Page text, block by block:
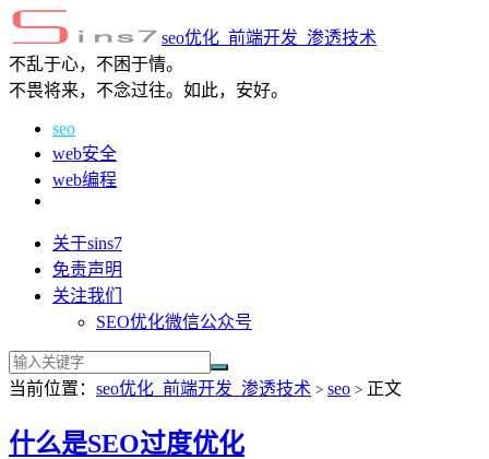
seo优化_前端开发_渗透技术
不乱于心，不困于情。
不畏将来，不念过往。如此，安好。
seo
web安全
web编程
关于sins7
免责声明
关注我们
SEO优化微信公众号
当前位置： seo优化_前端开发_渗透技术 > seo > 正文
什么是SEO过度优化